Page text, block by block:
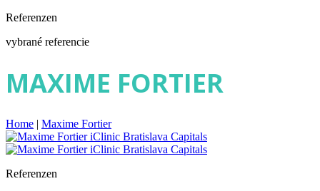
Referenzen
vybrané referencie
MAXIME FORTIER
Home | Maxime Fortier
Referenzen